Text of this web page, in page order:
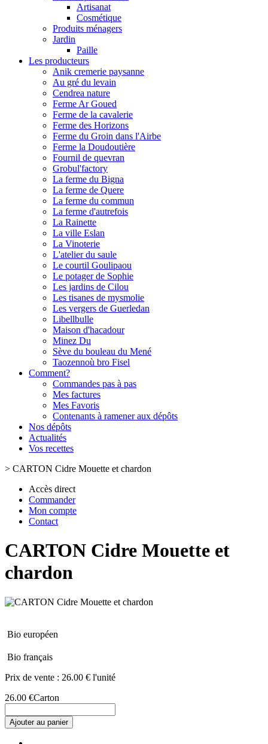
Artisanat
Cosmétique
Produits ménagers
Jardin
Paille
Les producteurs
Anik cremerie paysanne
Au gré du levain
Cendrea nature
Ferme Ar Goued
Ferme de la cavalerie
Ferme des Horizons
Ferme du Groin dans l'Airbe
Ferme la Doudoutière
Fournil de quevran
Grobul'factory
La ferme du Bigna
La ferme de Quere
La ferme du commun
La ferme d'autrefois
La Rainette
La ville Eslan
La Vinoterie
L'atelier du saule
Le courtil Goulipaou
Le potager de Sophie
Les jardins de Cilou
Les tisanes de mysmolie
Les vergers de Guerledan
Libellbulle
Maison d'hacadour
Minez Du
Sève du bouleau du Mené
Taozennoù bro Fisel
Comment?
Commandes pas à pas
Mes factures
Mes Favoris
Contenants à ramener aux dépôts
Nos dépôts
Actualités
Vos recettes
> CARTON Cidre Mouette et chardon
Accès direct
Commander
Mon compte
Contact
CARTON Cidre Mouette et
chardon
Bio européen
Bio français
Prix de vente : 26.00 € l'unité
26.00 €Carton
Ajouter au panier